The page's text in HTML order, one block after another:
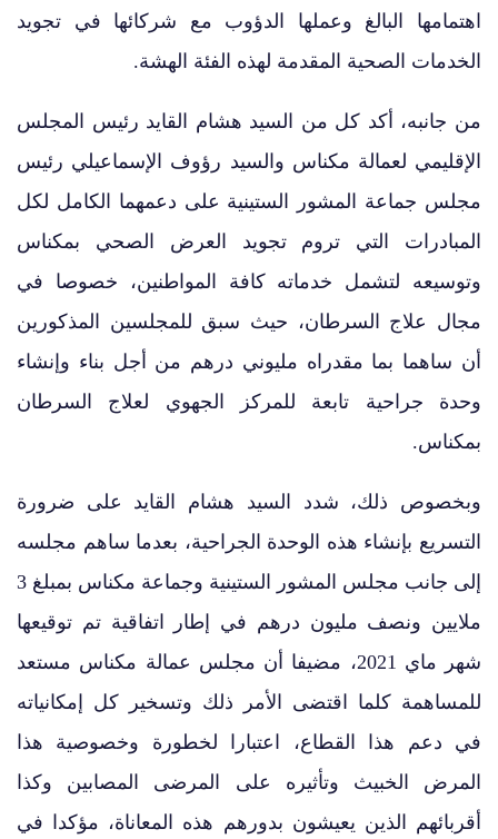
اهتمامها البالغ وعملها الدؤوب مع شركائها في تجويد
الخدمات الصحية المقدمة لهذه الفئة الهشة.
من جانبه، أكد كل من السيد هشام القايد رئيس المجلس
الإقليمي لعمالة مكناس والسيد رؤوف الإسماعيلي رئيس
مجلس جماعة المشور الستينية على دعمهما الكامل لكل
المبادرات التي تروم تجويد العرض الصحي بمكناس
وتوسيعه لتشمل خدماته كافة المواطنين، خصوصا في
مجال علاج السرطان، حيث سبق للمجلسين المذكورين
أن ساهما بما مقدراه مليوني درهم من أجل بناء وإنشاء
وحدة جراحية تابعة للمركز الجهوي لعلاج السرطان
بمكناس.
وبخصوص ذلك، شدد السيد هشام القايد على ضرورة
التسريع بإنشاء هذه الوحدة الجراحية، بعدما ساهم مجلسه
إلى جانب مجلس المشور الستينية وجماعة مكناس بمبلغ 3
ملايين ونصف مليون درهم في إطار اتفاقية تم توقيعها
شهر ماي 2021، مضيفا أن مجلس عمالة مكناس مستعد
للمساهمة كلما اقتضى الأمر ذلك وتسخير كل إمكانياته
في دعم هذا القطاع، اعتبارا لخطورة وخصوصية هذا
المرض الخبيث وتأثيره على المرضى المصابين وكذا
أقربائهم الذين يعيشون بدورهم هذه المعاناة، مؤكدا في